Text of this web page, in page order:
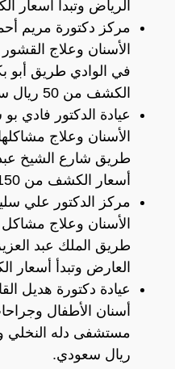
الرياض وتبدأ أسعار الكشف
مركز دكتورة مريم
الأسنان وعلاج
في الوادي طريق أبو
الكشف من 50 ريال سعودي.
عيادة الدكتور
الأسنان وعلاج
طريق شارع الشيخ عبد
أسعار الكشف من 150 ريال سعودي.
مركز الدكتور علي
الأسنان وعلاج مشاكل
طريق الملك عبد
العارض وتبدأ أسعار الكشف من
عيادة دكتورة هديل
أسنان الأطفال
ريال سعودي.